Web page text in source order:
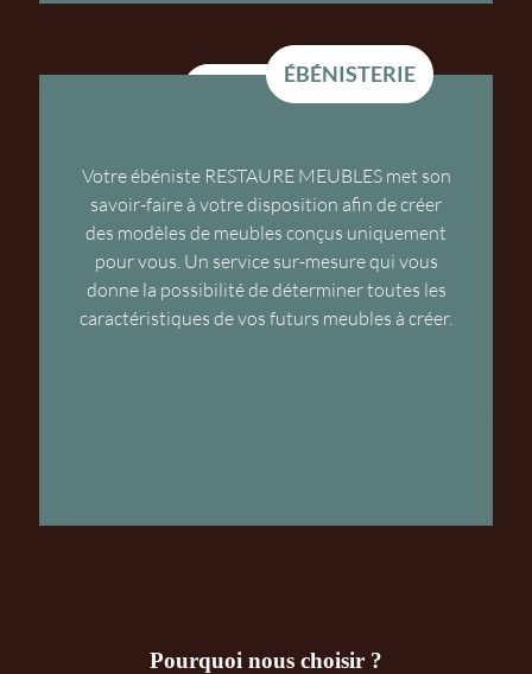
ÉBÉNISTERIE
ÉBÉNISTERIE
Votre ébéniste RESTAURE MEUBLES met son
savoir-faire à votre disposition afin de créer
des modèles de meubles conçus uniquement
pour vous. Un service sur-mesure qui vous
donne la possibilité de déterminer toutes les
caractéristiques de vos futurs meubles à créer.
Pourquoi nous choisir ?